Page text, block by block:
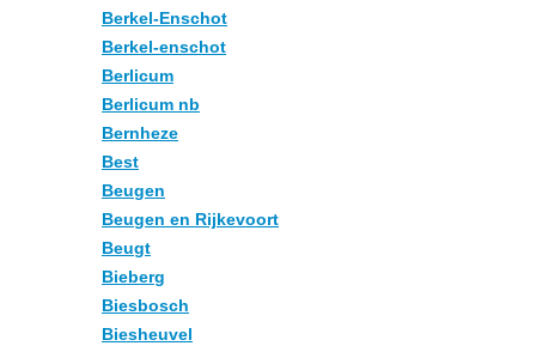
Berkel-Enschot
Berkel-enschot
Berlicum
Berlicum nb
Bernheze
Best
Beugen
Beugen en Rijkevoort
Beugt
Bieberg
Biesbosch
Biesheuvel